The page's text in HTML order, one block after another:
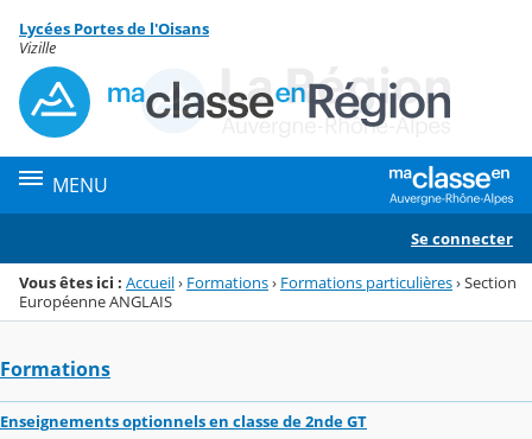
Menu de la rubrique
Contenu
Lycées Portes de l'Oisans
Vizille
MENU
Se connecter
Vous êtes ici : Accueil› Formations› Formations particulières›Section
Européenne ANGLAIS
Formations
Enseignements optionnels en classe de 2nde GT